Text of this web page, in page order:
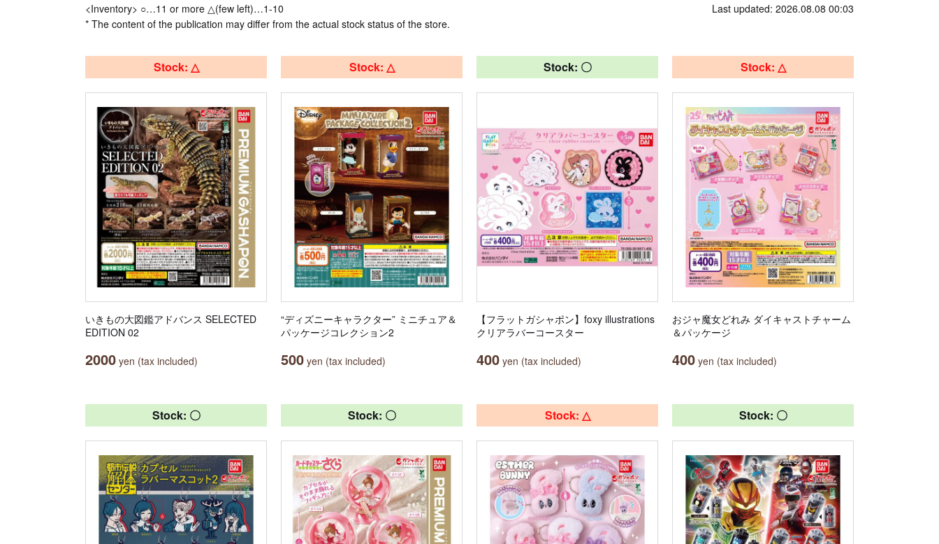
<Inventory> ○…11 or more △(few left)…1-10
* The content of the publication may differ from the actual stock status of the store.
Last updated: 2026.08.08 00:03
Stock: △
いきもの大図鑑アドバンス SELECTED
EDITION 02
2000 yen (tax included)
Stock: △
“ディズニーキャラクター” ミニチュア＆
パッケージコレクション2
500 yen (tax included)
Stock: 〇
【フラットガシャポン】foxy illustrations
クリアラバーコースター
400 yen (tax included)
Stock: △
おジャ魔女どれみ ダイキャストチャーム
＆パッケージ
400 yen (tax included)
Stock: 〇 Stock: 〇 Stock: △ Stock: 〇